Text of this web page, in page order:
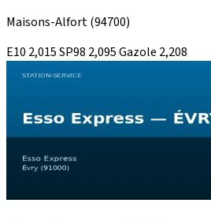
Maisons-Alfort(94700)
E10 2,015SP98 2,095Gazole 2,208